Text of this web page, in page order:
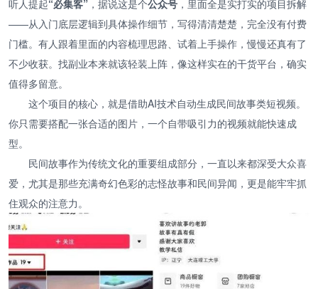
听人提起“必集客” ，据说这是个公众号 ，里面全是实打实的项目拆解
——从入门底层逻辑到具体操作细节，写得清清楚楚，完全没有付费
门槛。有人跟着里面的内容梳理思路、试着上手操作，慢慢还真有了
不少收获。找副业本来就该轻装上阵，像这样实在的干货平台，确实
值得多留意。
这个项目的核心，就是借助AI技术自动生成民间故事类短视频。
你只需要搭配一张合适的图片，一个自带吸引力的视频就能快速成
型。
民间故事作为传统文化的重要组成部分，一直以来都深受大众喜
爱，尤其是那些充满奇幻色彩的志怪故事和民间异闻，更是能牢牢抓
住观众的注意力。